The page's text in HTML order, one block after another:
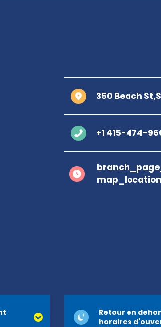
350 Beach
+1 415-474-
Retour en
horaires